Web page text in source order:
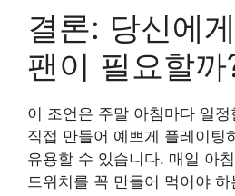
결론: 당신에
팬이 필요할까
이 조언은 주말 아침마다 일
직접 만들어 예쁘게 플레이팅
유용할 수 있습니다. 매일 아
드위치를 꼭 만들어 먹어야